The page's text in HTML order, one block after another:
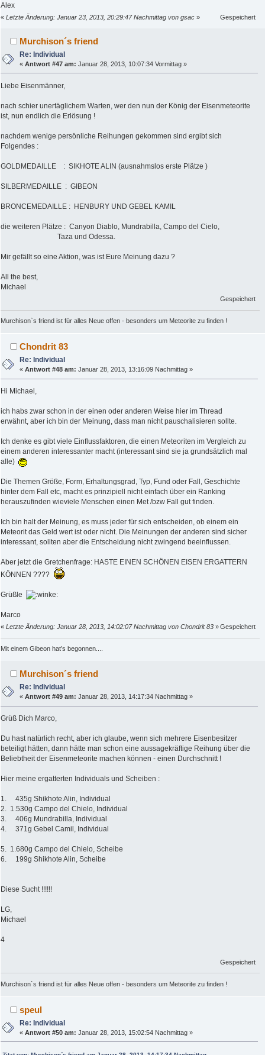
Alex
« Letzte Änderung: Januar 23, 2013, 20:29:47 Nachmittag von gsac » Gespeichert
Murchison´s friend
Re: Individual
«Antwort #47 am: Januar 28, 2013, 10:07:34 Vormittag »
Liebe Eisenmänner,
nach schier unertäglichem Warten, wer den nun der König der Eisenmeteorite
ist, nun endlich die Erlösung !
nachdem wenige persönliche Reihungen gekommen sind ergibt sich
Folgendes :
GOLDMEDAILLE : SIKHOTE ALIN (ausnahmslos erste Plätze )
SILBERMEDAILLE : GIBEON
BRONCEMEDAILLE : HENBURY UND GEBEL KAMIL
die weiteren Plätze : Canyon Diablo, Mundrabilla, Campo del Cielo,
Taza und Odessa.
Mir gefällt so eine Aktion, was ist Eure Meinung dazu ?
All the best,
Michael
Gespeichert
Murchison`s friend ist für alles Neue offen - besonders um Meteorite zu finden !
Chondrit 83
Re: Individual
«Antwort #48 am: Januar 28, 2013, 13:16:09 Nachmittag »
Hi Michael,
ich habs zwar schon in der einen oder anderen Weise hier im Thread
erwähnt, aber ich bin der Meinung, dass man nicht pauschalisieren sollte.
Ich denke es gibt viele Einflussfaktoren, die einen Meteoriten im Vergleich zu
einem anderen interessanter macht (interessant sind sie ja grundsätzlich mal
alle)
Die Themen Größe, Form, Erhaltungsgrad, Typ, Fund oder Fall, Geschichte
hinter dem Fall etc, macht es prinzipiell nicht einfach über ein Ranking
herauszufinden wieviele Menschen einen Met /bzw Fall gut finden.
Ich bin halt der Meinung, es muss jeder für sich entscheiden, ob einem ein
Meteorit das Geld wert ist oder nicht. Die Meinungen der anderen sind sicher
interessant, sollten aber die Entscheidung nicht zwingend beeinflussen.
Aber jetzt die Gretchenfrage: HASTE EINEN SCHÖNEN EISEN ERGATTERN
KÖNNEN ????
Grüßle
Marco
« Letzte Änderung: Januar 28, 2013, 14:02:07 Nachmittag von Chondrit 83 »Gespeichert
Mit einem Gibeon hat’s begonnen....
Murchison´s friend
Re: Individual
«Antwort #49 am: Januar 28, 2013, 14:17:34 Nachmittag »
Grüß Dich Marco,
Du hast natürlich recht, aber ich glaube, wenn sich mehrere Eisenbesitzer
beteiligt hätten, dann hätte man schon eine aussagekräftige Reihung über die
Beliebtheit der Eisenmeteorite machen können - einen Durchschnitt !
Hier meine ergatterten Individuals und Scheiben :
1. 435g Shikhote Alin, Individual
2. 1.530g Campo del Chielo, Individual
3. 406g Mundrabilla, Individual
4. 371g Gebel Camil, Individual
5. 1.680g Campo del Chielo, Scheibe
6. 199g Shikhote Alin, Scheibe
Diese Sucht !!!!!!
LG,
Michael
4
Gespeichert
Murchison`s friend ist für alles Neue offen - besonders um Meteorite zu finden !
speul
Re: Individual
«Antwort #50 am: Januar 28, 2013, 15:02:54 Nachmittag »